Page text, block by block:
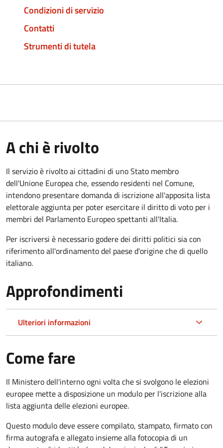
Condizioni di servizio
Contatti
Strumenti di tutela
A chi è rivolto
Il servizio è rivolto ai cittadini di uno Stato membro
dell'Unione Europea che, essendo residenti nel Comune,
intendono presentare domanda di iscrizione all'apposita lista
elettorale aggiunta per poter esercitare il diritto di voto per i
membri del Parlamento Europeo spettanti all'Italia.
Per iscriversi è necessario godere dei diritti politici sia con
riferimento all'ordinamento del paese d'origine che di quello
italiano.
Approfondimenti
Ulteriori informazioni
Come fare
Il Ministero dell'interno ogni volta che si svolgono le elezioni
europee mette a disposizione un modulo per l'iscrizione alla
lista aggiunta delle elezioni europee.
Questo modulo deve essere compilato, stampato, firmato con
firma autografa e allegato insieme alla fotocopia di un